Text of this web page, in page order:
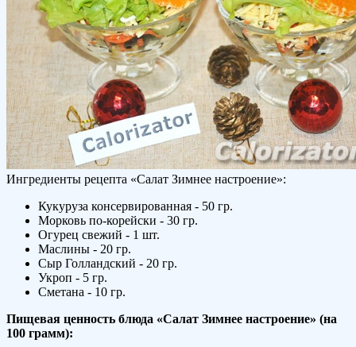
Ингредиенты рецепта «Салат Зимнее настроение»:
Кукуруза консервированная - 50 гр.
Морковь по-корейски - 30 гр.
Огурец свежий - 1 шт.
Маслины - 20 гр.
Сыр Голландский - 20 гр.
Укроп - 5 гр.
Сметана - 10 гр.
Пищевая ценность блюда «Салат Зимнее настроение» (на
100 грамм):